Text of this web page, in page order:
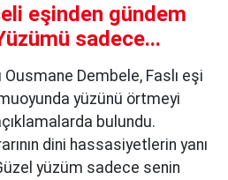
eşinden gündem
sadece...
Dembele, Faslı eşi
yüzünü örtmeyi
bulundu.
dini hassasiyetlerin yanı
yüzüm sadece senin